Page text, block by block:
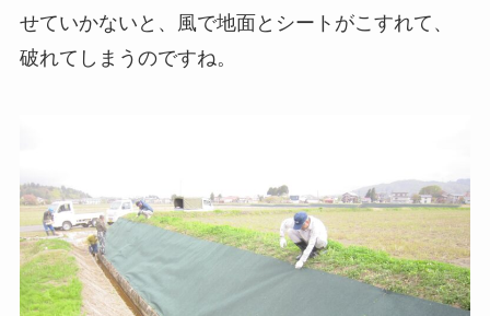
せていかないと、風で地面とシートがこすれて、
破れてしまうのですね。